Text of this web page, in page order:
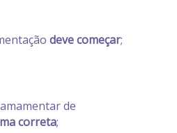
deve começar;
de
correta;